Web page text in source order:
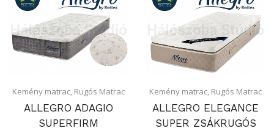
Kemény matrac, Rugós Matrac
ALLEGRO ADAGIO
SUPERFIRM
Kemény matrac, Rugós Matrac
ALLEGRO ELEGANCE
SUPER ZSÁKRUGÓS